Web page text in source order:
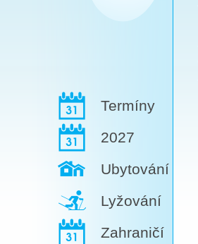
Termíny
2027
Ubytování
Lyžování
Zahraničí